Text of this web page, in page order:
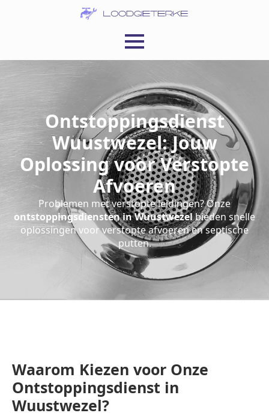
Ontstoppingsdienst
Wuustwezel: Jouw
Oplossing voor Verstopte
Afvoeren
Problemen met verstopte leidingen? Onze
ontstoppingsdiensten in Wuustwezelbieden snelle
oplossingen voor verstopte afvoeren en septische
putten.
Waarom Kiezen voor Onze
Ontstoppingsdienst in
Wuustwezel?